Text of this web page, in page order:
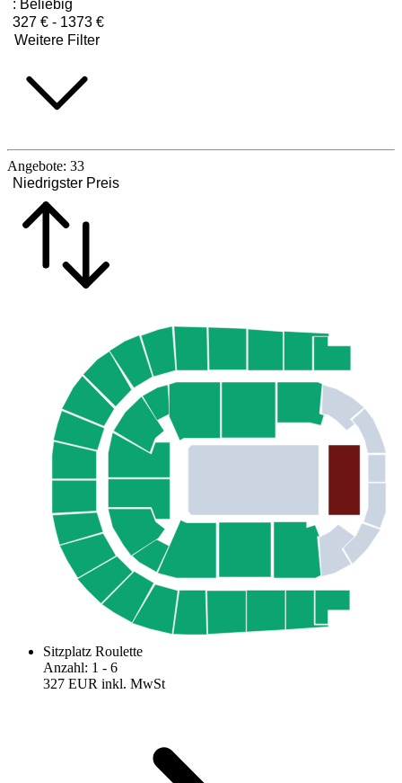
: Beliebig
327 € - 1373 €
Weitere Filter
Angebote: 33
Niedrigster Preis
Sitzplatz Roulette
Anzahl: 1 - 6
327 EUR inkl. MwSt